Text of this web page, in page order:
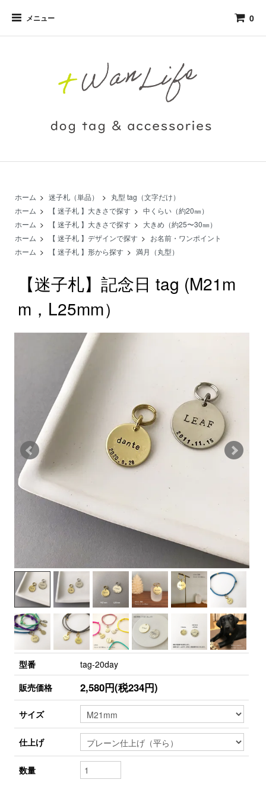
メニュー 0
ホーム > 迷子札（単品） > 丸型 tag（文字だけ）
ホーム > 【 迷子札 】大きさで探す > 中くらい（約20㎜）
ホーム > 【 迷子札 】大きさで探す > 大きめ（約25〜30㎜）
ホーム > 【 迷子札 】デザインで探す > お名前・ワンポイント
ホーム > 【 迷子札 】形から探す > 満月（丸型）
【迷子札】記念日 tag (M21m
m，L25mm）
型番
tag-20day
販売価格
2,580円(税234円)
サイズ
仕上げ
数量